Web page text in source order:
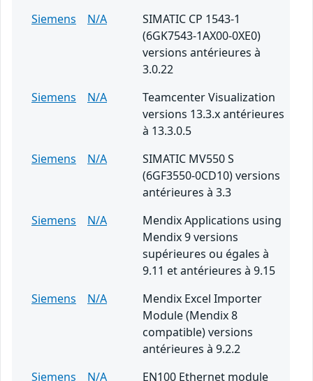
Siemens
N/A
SIMATIC CP 1543-1
(6GK7543-1AX00-0XE0)
versions antérieures à
3.0.22
Siemens
N/A
Teamcenter Visualization
versions 13.3.x antérieures
à 13.3.0.5
Siemens
N/A
SIMATIC MV550 S
(6GF3550-0CD10) versions
antérieures à 3.3
Siemens
N/A
Mendix Applications using
Mendix 9 versions
supérieures ou égales à
9.11 et antérieures à 9.15
Siemens
N/A
Mendix Excel Importer
Module (Mendix 8
compatible) versions
antérieures à 9.2.2
Siemens
N/A
EN100 Ethernet module